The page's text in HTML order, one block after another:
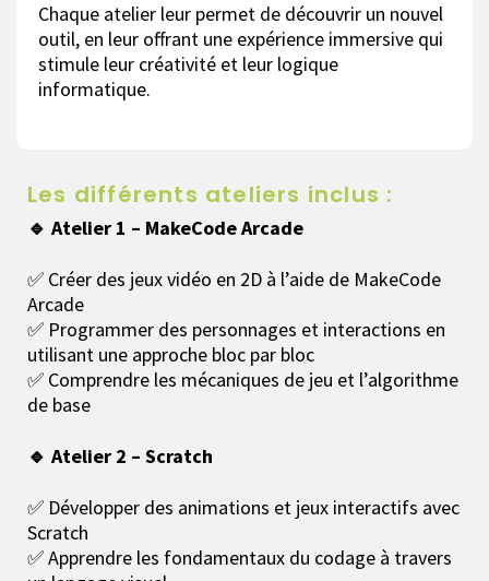
Chaque atelier leur permet de découvrir un nouvel
outil, en leur offrant une expérience immersive qui
stimule leur créativité et leur logique
informatique.
Les différents ateliers inclus :
🔹 Atelier 1 – MakeCode Arcade
✅ Créer des jeux vidéo en 2D à l’aide de MakeCode
Arcade
✅ Programmer des personnages et interactions en
utilisant une approche bloc par bloc
✅ Comprendre les mécaniques de jeu et l’algorithme
de base
🔹 Atelier 2 – Scratch
✅ Développer des animations et jeux interactifs avec
Scratch
✅ Apprendre les fondamentaux du codage à travers